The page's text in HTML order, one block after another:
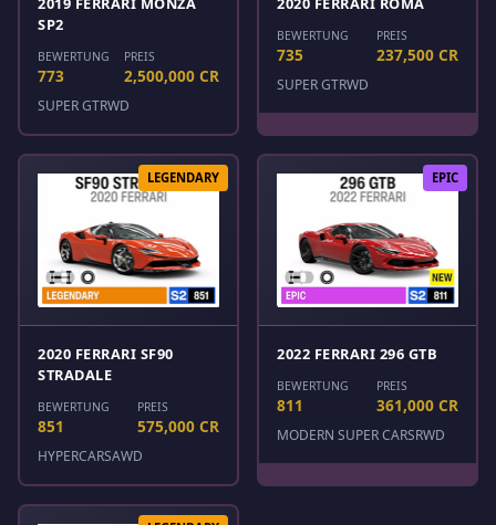
SP2
BEWERTUNG
773
PREIS
2,500,000 CR
SUPER GTRWD
BEWERTUNG
735
PREIS
237,500 CR
SUPER GTRWD
LEGENDARY
2020 FERRARI SF90
STRADALE
BEWERTUNG
851
PREIS
575,000 CR
HYPERCARSAWD
EPIC
2022 FERRARI 296 GTB
BEWERTUNG
811
PREIS
361,000 CR
MODERN SUPER CARSRWD